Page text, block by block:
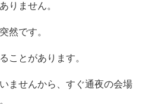
りません。
然です。
ことがあります。
ませんから、すぐ通夜の会場